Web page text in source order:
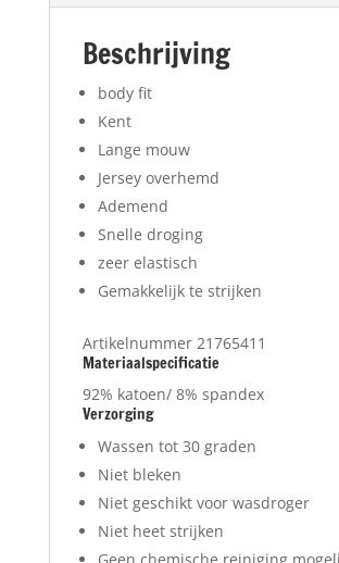
Beschrijving
body fit
Kent
Lange mouw
Jersey overhemd
Ademend
Snelle droging
zeer elastisch
Gemakkelijk te strijken
Artikelnummer 21765411
Materiaalspecificatie
92% katoen/ 8% spandex
Verzorging
Wassen tot 30 graden
Niet bleken
Niet geschikt voor wasdroger
Niet heet strijken